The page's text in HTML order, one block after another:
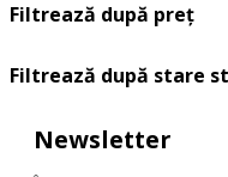
Filtrează după preț
Filtrează după stare
Newsletter